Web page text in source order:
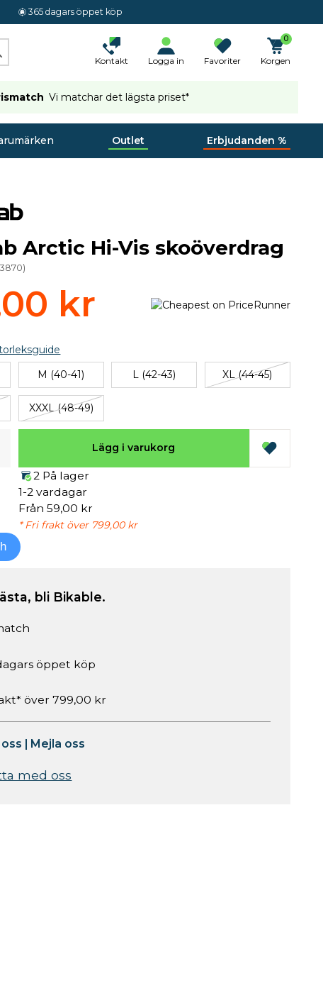
365 dagars öppet köp
Kontakt Logga in Favoriter
0
Korgen
Vi matchar det lägsta priset*
Outlet Erbjudanden %
Arctic Hi-Vis skoöverdrag
)
kr
M (40-41) L (42-43) XL (44-45)
XXXL (48-49)
Lägg i varukorg
2 På lager
1-2 vardagar
Från 59,00 kr
* Fri frakt över 799,00 kr
bli Bikable.
öppet köp
över 799,00 kr
| Mejla oss
med oss